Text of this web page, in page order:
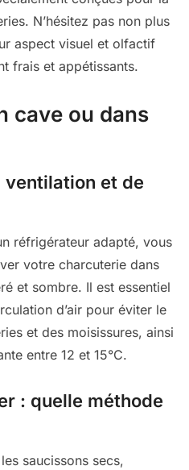
N’hésitez pas non plus
aspect visuel et olfactif
frais et appétissants.
cave ou dans
ventilation et de
réfrigérateur adapté, vous
votre charcuterie dans
et sombre. Il est essentiel
d’air pour éviter le
et des moisissures, ainsi
entre 12 et 15°C.
: quelle méthode
saucissons secs,